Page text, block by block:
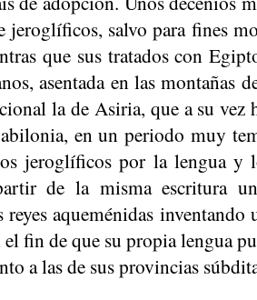
jeroglíficos, salvo para fines
que sus tratados con
, asentada en las montañas
la de Asiria, que a su
en un periodo muy
jeroglíficos por la lengua y
de la misma escritura
reyes aqueménidas
fin de que su propia lengua
a las de sus provincias